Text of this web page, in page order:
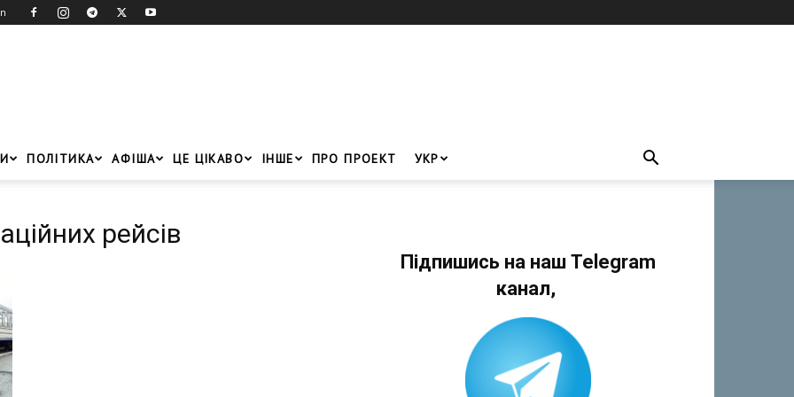
ПОЛІТИКА АФІША ЦЕ ЦІКАВО ІНШЕ ПРО ПРОЕКТ УКР
рейсів
Підпишись на наш Telegram
канал,